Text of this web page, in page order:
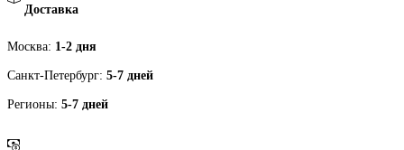
Доставка
Москва: 1-2 дня
Санкт-Петербург: 5-7 дней
Регионы: 5-7 дней